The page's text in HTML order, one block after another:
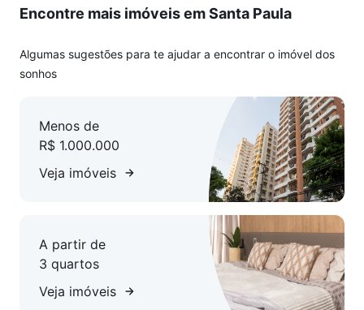
Encontre mais imóveis em Santa Paula
Algumas sugestões para te ajudar a encontrar o imóvel dos
sonhos
Menos de
R$ 1.000.000
Veja imóveis
A partir de
3 quartos
Veja imóveis